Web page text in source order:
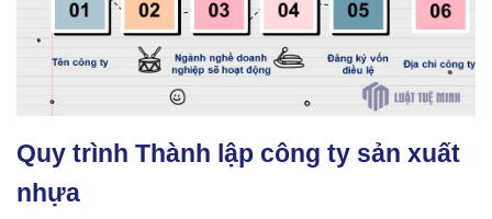
Quy trình Thành lập công ty sản xuất
nhựa